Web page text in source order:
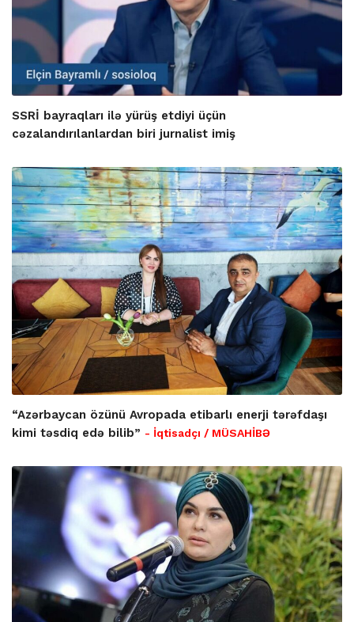
SSRİ bayraqları ilə yürüş etdiyi üçün
cəzalandırılanlardan biri jurnalist imiş
“Azərbaycan özünü Avropada etibarlı enerji tərəfdaşı
kimi təsdiq edə bilib” - İqtisadçı / MÜSAHİBƏ